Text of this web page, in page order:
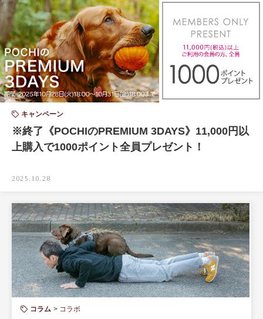
キャンペーン
※終了《POCHIのPREMIUM 3DAYS》11,000円以
上購入で1000ポイント全員プレゼント！
2025.10.28
コラム コラボ